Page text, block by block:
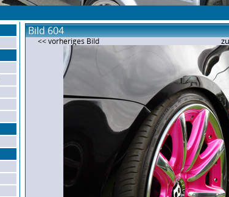
Bild 604
<< vorheriges Bild